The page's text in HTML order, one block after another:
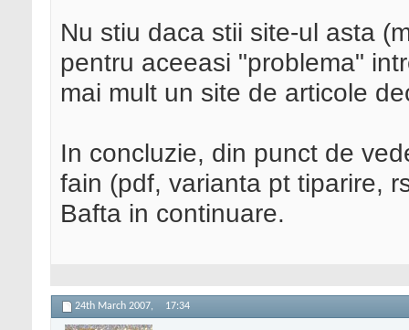
Nu stiu daca stii site-ul asta
pentru aceeasi "problema"
mai mult un site de articole
In concluzie, din punct de
fain (pdf, varianta pt tiparire,
Bafta in continuare.
24th March 2007, 17:34